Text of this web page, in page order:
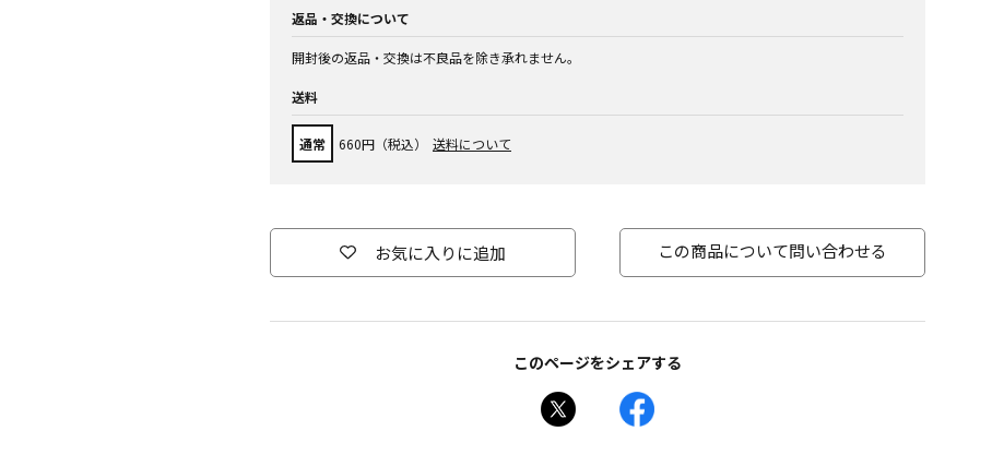
返品・交換について
開封後の返品・交換は不良品を除き承れません。
送料
通常 660円（税込） 送料について
お気に入りに追加 この商品について問い合わせる
このページをシェアする